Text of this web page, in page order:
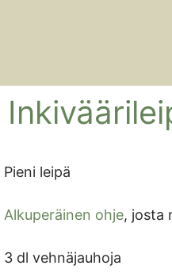
Pieni leipä
Alkuperäinen ohje, josta
3 dl vehnäjauhoja